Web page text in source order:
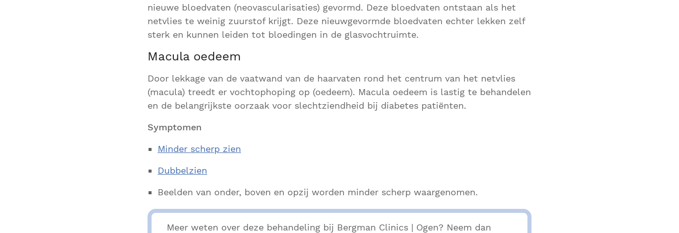
nieuwe bloedvaten (neovascularisaties) gevormd. Deze bloedvaten ontstaan als het
netvlies te weinig zuurstof krijgt. Deze nieuwgevormde bloedvaten echter lekken zelf
sterk en kunnen leiden tot bloedingen in de glasvochtruimte.
Macula oedeem
Door lekkage van de vaatwand van de haarvaten rond het centrum van het netvlies
(macula) treedt er vochtophoping op (oedeem). Macula oedeem is lastig te behandelen
en de belangrijkste oorzaak voor slechtziendheid bij diabetes patiënten.
Symptomen
Minder scherp zien
Dubbelzien
Beelden van onder, boven en opzij worden minder scherp waargenomen.
Meer weten over deze behandeling bij Bergman Clinics | Ogen? Neem dan